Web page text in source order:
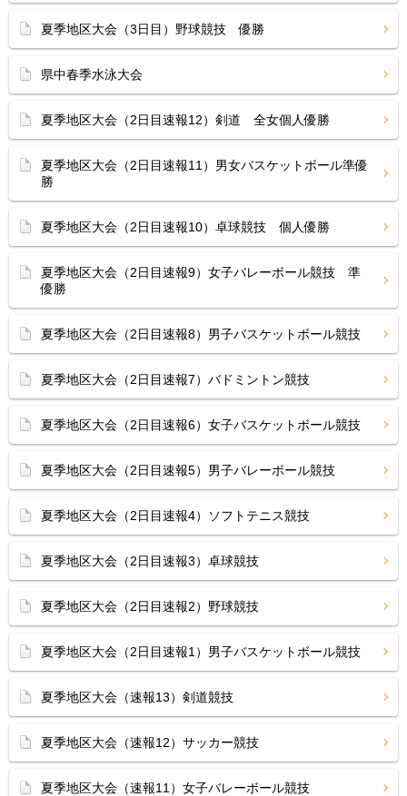
夏季地区大会（3日目）野球競技 優勝
県中春季水泳大会
夏季地区大会（2日目速報12）剣道 全女個人優勝
夏季地区大会（2日目速報11）男女バスケットボール準優
勝
夏季地区大会（2日目速報10）卓球競技 個人優勝
夏季地区大会（2日目速報9）女子バレーボール競技 準
優勝
夏季地区大会（2日目速報8）男子バスケットボール競技
夏季地区大会（2日目速報7）バドミントン競技
夏季地区大会（2日目速報6）女子バスケットボール競技
夏季地区大会（2日目速報5）男子バレーボール競技
夏季地区大会（2日目速報4）ソフトテニス競技
夏季地区大会（2日目速報3）卓球競技
夏季地区大会（2日目速報2）野球競技
夏季地区大会（2日目速報1）男子バスケットボール競技
夏季地区大会（速報13）剣道競技
夏季地区大会（速報12）サッカー競技
夏季地区大会（速報11）女子バレーボール競技